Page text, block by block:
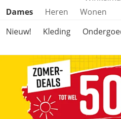
Productcategorieën overslaan
Dames Heren
Wonen
Nieuw!
Kleding